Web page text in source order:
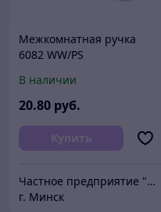
Межкомнатная ручка
6082 WW/PS
В наличии
20.80 руб.
Купить
Частное предприятие "Сибалок"
г. Минск